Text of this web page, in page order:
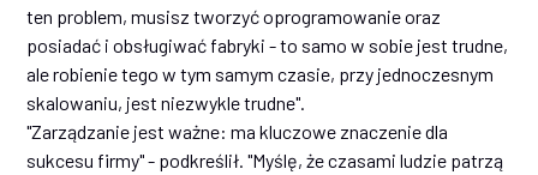
ten problem, musisz tworzyć oprogramowanie oraz
posiadać i obsługiwać fabryki - to samo w sobie jest trudne,
ale robienie tego w tym samym czasie, przy jednoczesnym
skalowaniu, jest niezwykle trudne".
"Zarządzanie jest ważne: ma kluczowe znaczenie dla
sukcesu firmy" - podkreślił. "Myślę, że czasami ludzie patrzą